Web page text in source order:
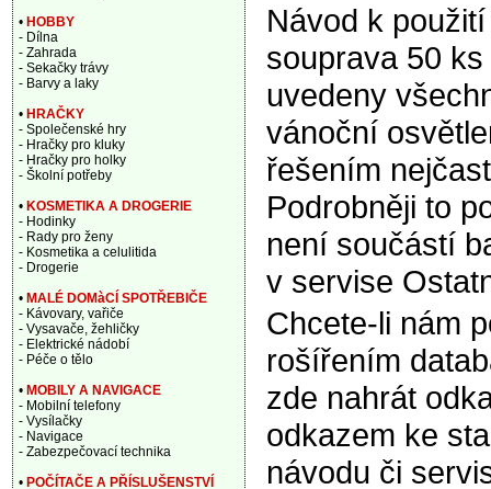
Návod k
souprava 50
uvedeny
vánoční
řešením
Podrobněji to
není součástí
v servise
Chcete-li nám
rošířením
zde nahrát
odkazem ke
návodu či
• HOBBY
- Dílna
- Zahrada
- Sekačky trávy
- Barvy a laky
• HRAČKY
- Společenské hry
- Hračky pro kluky
- Hračky pro holky
- Školní potřeby
• KOSMETIKA A DROGERIE
- Hodinky
- Rady pro ženy
- Kosmetika a celulitida
- Drogerie
• MALÉ DOMàCÍ SPOTŘEBIČE
- Kávovary, vařiče
- Vysavače, žehličky
- Elektrické nádobí
- Péče o tělo
• MOBILY A NAVIGACE
- Mobilní telefony
- Vysílačky
- Navigace
- Zabezpečovací technika
• POČÍTAČE A PŘÍSLUŠENSTVÍ